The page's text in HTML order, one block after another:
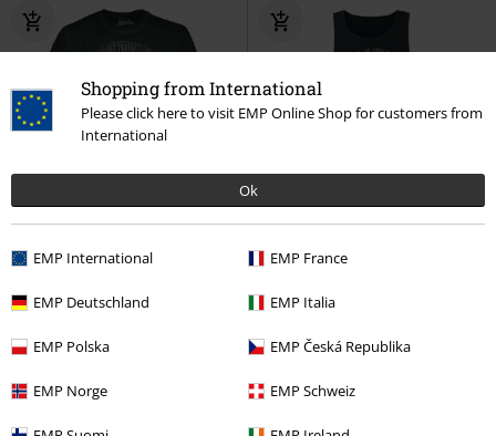
Shopping from International
Please click here to visit EMP Online Shop for customers from
International
Ok
EMP International EMP France
EMP Deutschland EMP Italia
EMP Polska EMP Česká Republika
EMP Norge EMP Schweiz
od 101.92 zł
Lord Of This World
Sabbath
69.90 zł
U.S. Tour '78
Koszulka bez rękawów